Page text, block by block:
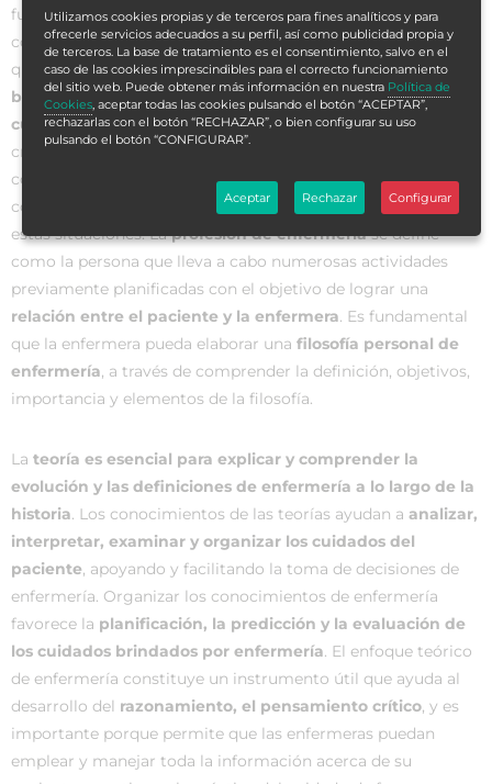
fundamento para el impulso de las actividades de enfermería
como profesión. La filosofía incorpora todas las creencias
que posee la enfermera profesional e incluye también una
búsqueda de conocimientos para alcanzar la entrega de
cuidados de excelencia a su paciente, así mismo, las
creencias son fundamentales para que la enfermera pueda
comprender las diversas situaciones que le tocara vivir, así
como las creencias enmarcarán su manera de actuar al vivir
estas situaciones. Laprofesión de enfermeríase define
como la persona que lleva a cabo numerosas actividades
previamente planificadas con el objetivo de lograr una
relación entre el paciente y la enfermera. Es fundamental
que la enfermera pueda elaborar una filosofía personal de
enfermería, a través de comprender la definición, objetivos,
importancia y elementos de la filosofía.
La teoría es esencial para explicar y comprender la
evolución y las definiciones de enfermería a lo largo de la
historia. Los conocimientos de las teorías ayudan a analizar,
interpretar, examinar y organizar los cuidados del
paciente, apoyando y facilitando la toma de decisiones de
enfermería. Organizar los conocimientos de enfermería
favorece la planificación, la predicción y la evaluación de
los cuidados brindados por enfermería. El enfoque teórico
de enfermería constituye un instrumento útil que ayuda al
desarrollo del razonamiento, el pensamiento crítico, y es
importante porque permite que las enfermeras puedan
emplear y manejar toda la información acerca de su
Utilizamos cookies propias y de terceros para fines analíticos y para
ofrecerle servicios adecuados a su perfil, así como publicidad propia y
de terceros. La base de tratamiento es el consentimiento, salvo en el
caso de las cookies imprescindibles para el correcto funcionamiento
del sitio web. Puede obtener más información en nuestra Política de
Cookies , aceptar todas las cookies pulsando el botón “ACEPTAR”,
rechazarlas con el botón “RECHAZAR”, o bien configurar su uso
pulsando el botón “CONFIGURAR”.
Aceptar Rechazar Configurar